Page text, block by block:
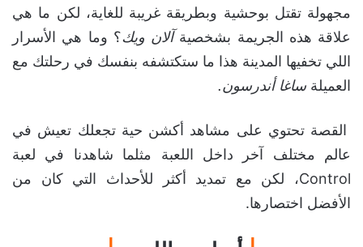
مجهولة تقتل بوحشية وبطريقة غريبة للغاية، لكن ما هي
علاقة هذه الجريمة بشخصيةآلان ويك؟ وما هي الأسرار
اللي تخفيها المدينة هذا ما ستكتشفه بنفسك في رحلتك مع
العميلة ساغا أندرسون.
القصة تحتوي على مشاهد أكشن حية تجعلك تعيش في
عالم مختلف آخر داخل اللعبة مثلما شاهدنا في لعبة
Control، لكن مع تمديد أكثر للأحداث التي كان من
الأفضل اختصارها.